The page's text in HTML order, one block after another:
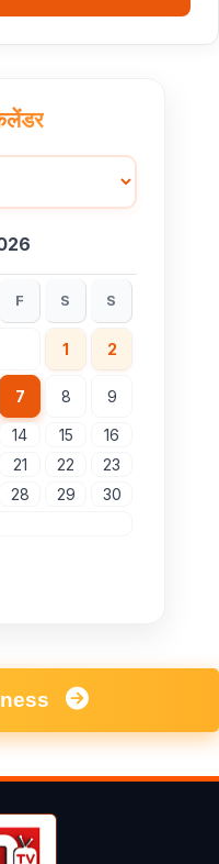
F S S
1 2
7 8 9
14 15
16
21 22
23
28 29
30